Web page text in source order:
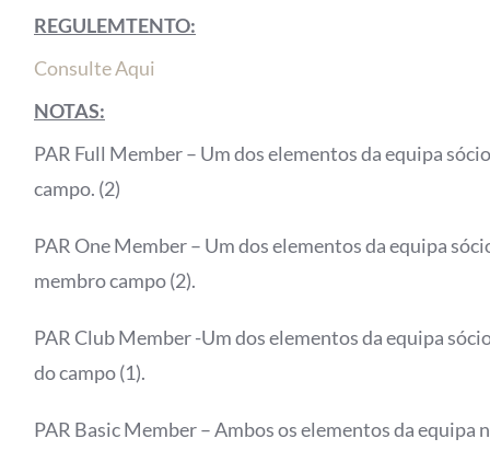
REGULEMTENTO:
Consulte Aqui
NOTAS:
PAR Full Member – Um dos elementos da equipa
campo. (2)
PAR One Member – Um dos elementos da equipa
membro campo (2).
PAR Club Member -Um dos elementos da equipa
do campo (1).
PAR Basic Member – Ambos os elementos da